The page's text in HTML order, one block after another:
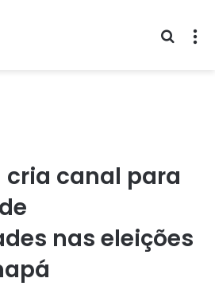
cria canal para
nas eleições